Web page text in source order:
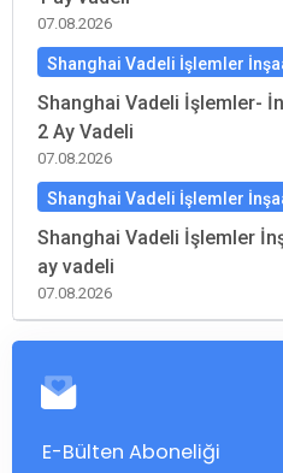
07.08.2026
Shanghai Vadeli İşlemler
Shanghai Vadeli İşlemler-
2 Ay Vadeli
07.08.2026
Shanghai Vadeli İşlemler
Shanghai Vadeli İşlemler
ay vadeli
07.08.2026
E-Bülten Aboneliği